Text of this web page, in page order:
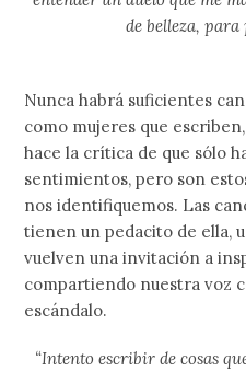
de belleza, para
Nunca habrá suficientes
como mujeres que
hace la crítica de que sólo
sentimientos, pero son
nos identifiquemos. Las
tienen un pedacito de ella,
vuelven una invitación a
compartiendo nuestra voz
escándalo.
“Intento escribir de cosas